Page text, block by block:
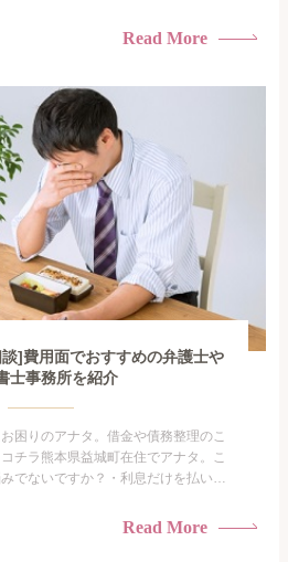
、取り立てで憂鬱になる。・闇金に
Read More
]費用面でおすすめの弁護士や
士事務所を紹介
困りのアナタ。借金や債務整理のこ
チラ熊本県益城町在住でアナタ。こ
でないですか？・利息だけを払い続
、取り立てで憂鬱になる。・闇金に
Read More